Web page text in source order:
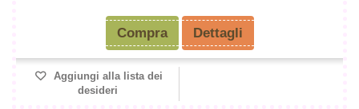
Compra Dettagli
Aggiungi alla lista dei
desideri